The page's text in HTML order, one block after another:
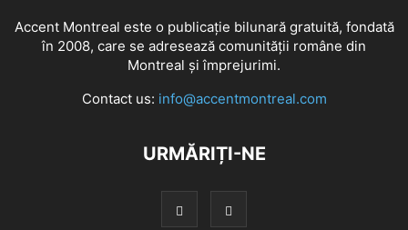
Accent Montreal este o publicație bilunară gratuită, fondată
în 2008, care se adresează comunităţii române din
Montreal şi împrejurimi.
Contact us: info@accentmontreal.com
URMĂRIȚI-NE